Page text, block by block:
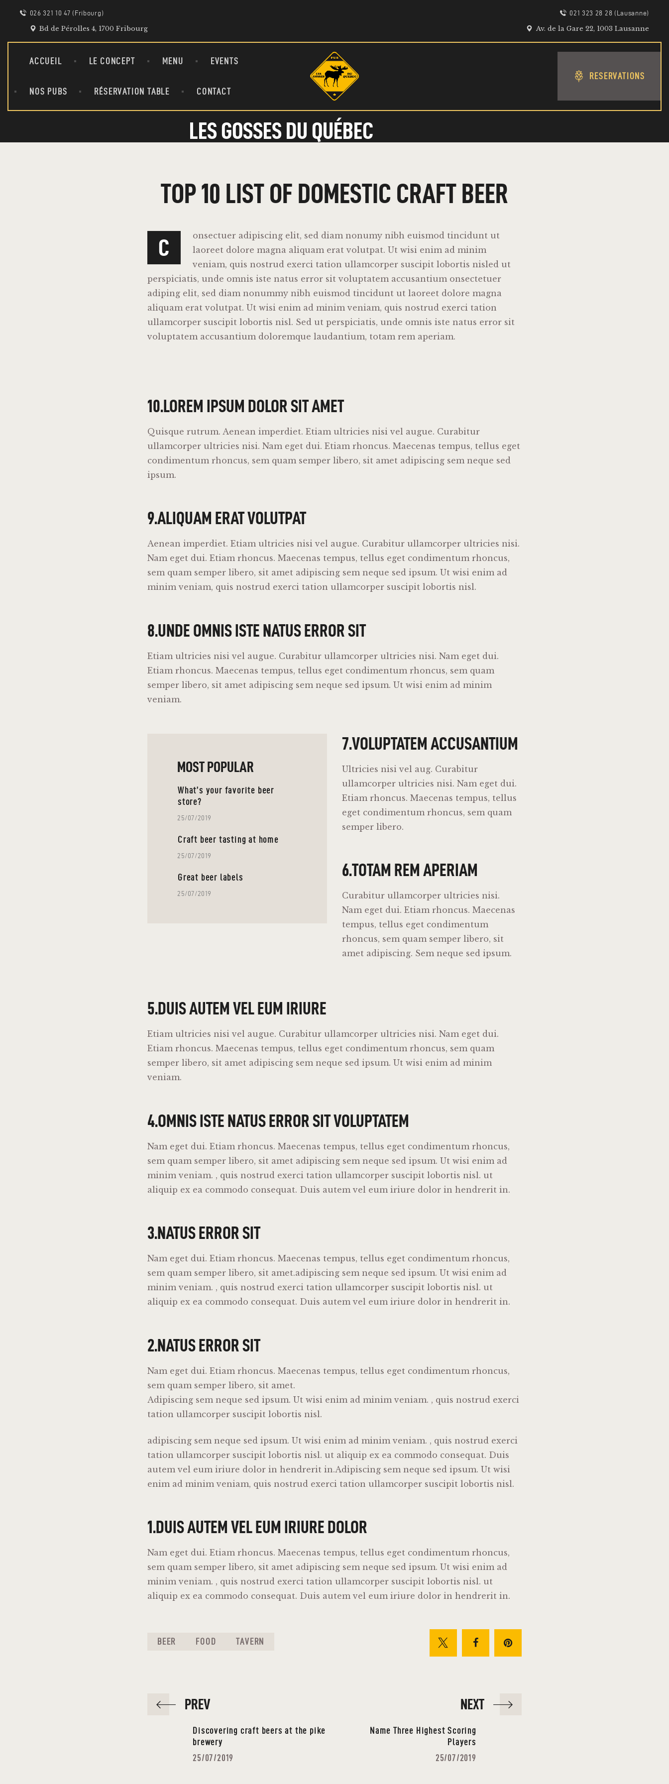
026 321 10 47 (Fribourg)
Bd de Pérolles 4, 1700 Fribourg
021 323 28 28 (Lausanne)
Av. de la Gare 22, 1003 Lausanne
ACCUEIL LE CONCEPT MENU EVENTS
NOS PUBS RÉSERVATION TABLE CONTACT
RESERVATIONS
LES GOSSES DU QUÉBEC
TOP 10 LIST OF DOMESTIC CRAFT BEER
C
onsectuer adipiscing elit, sed diam nonumy nibh euismod tincidunt ut
laoreet dolore magna aliquam erat volutpat. Ut wisi enim ad minim
veniam, quis nostrud exerci tation ullamcorper suscipit lobortis nisled ut
perspiciatis, unde omnis iste natus error sit voluptatem accusantium onsectetuer
adiping elit, sed diam nonummy nibh euismod tincidunt ut laoreet dolore magna
aliquam erat volutpat. Ut wisi enim ad minim veniam, quis nostrud exerci tation
ullamcorper suscipit lobortis nisl. Sed ut perspiciatis, unde omnis iste natus error sit
voluptatem accusantium doloremque laudantium, totam rem aperiam.
10.LOREM IPSUM DOLOR SIT AMET
Quisque rutrum. Aenean imperdiet. Etiam ultricies nisi vel augue. Curabitur
ullamcorper ultricies nisi. Nam eget dui. Etiam rhoncus. Maecenas tempus, tellus eget
condimentum rhoncus, sem quam semper libero, sit amet adipiscing sem neque sed
ipsum.
9.ALIQUAM ERAT VOLUTPAT
Aenean imperdiet. Etiam ultricies nisi vel augue. Curabitur ullamcorper ultricies nisi.
Nam eget dui. Etiam rhoncus. Maecenas tempus, tellus eget condimentum rhoncus,
sem quam semper libero, sit amet adipiscing sem neque sed ipsum. Ut wisi enim ad
minim veniam, quis nostrud exerci tation ullamcorper suscipit lobortis nisl.
8.UNDE OMNIS ISTE NATUS ERROR SIT
Etiam ultricies nisi vel augue. Curabitur ullamcorper ultricies nisi. Nam eget dui.
Etiam rhoncus. Maecenas tempus, tellus eget condimentum rhoncus, sem quam
semper libero, sit amet adipiscing sem neque sed ipsum. Ut wisi enim ad minim
veniam.
MOST POPULAR
What’s your favorite beer
store?
25/07/2019
Craft beer tasting at home
25/07/2019
Great beer labels
25/07/2019
7.VOLUPTATEM ACCUSANTIUM
Ultricies nisi vel aug. Curabitur
ullamcorper ultricies nisi. Nam eget dui.
Etiam rhoncus. Maecenas tempus, tellus
eget condimentum rhoncus, sem quam
semper libero.
6.TOTAM REM APERIAM
Curabitur ullamcorper ultricies nisi.
Nam eget dui. Etiam rhoncus. Maecenas
tempus, tellus eget condimentum
rhoncus, sem quam semper libero, sit
amet adipiscing. Sem neque sed ipsum.
5.DUIS AUTEM VEL EUM IRIURE
Etiam ultricies nisi vel augue. Curabitur ullamcorper ultricies nisi. Nam eget dui.
Etiam rhoncus. Maecenas tempus, tellus eget condimentum rhoncus, sem quam
semper libero, sit amet adipiscing sem neque sed ipsum. Ut wisi enim ad minim
veniam.
4.OMNIS ISTE NATUS ERROR SIT VOLUPTATEM
Nam eget dui. Etiam rhoncus. Maecenas tempus, tellus eget condimentum rhoncus,
sem quam semper libero, sit amet adipiscing sem neque sed ipsum. Ut wisi enim ad
minim veniam. , quis nostrud exerci tation ullamcorper suscipit lobortis nisl. ut
aliquip ex ea commodo consequat. Duis autem vel eum iriure dolor in hendrerit in.
3.NATUS ERROR SIT
Nam eget dui. Etiam rhoncus. Maecenas tempus, tellus eget condimentum rhoncus,
sem quam semper libero, sit amet.adipiscing sem neque sed ipsum. Ut wisi enim ad
minim veniam. , quis nostrud exerci tation ullamcorper suscipit lobortis nisl. ut
aliquip ex ea commodo consequat. Duis autem vel eum iriure dolor in hendrerit in.
2.NATUS ERROR SIT
Nam eget dui. Etiam rhoncus. Maecenas tempus, tellus eget condimentum rhoncus,
sem quam semper libero, sit amet.
Adipiscing sem neque sed ipsum. Ut wisi enim ad minim veniam. , quis nostrud exerci
tation ullamcorper suscipit lobortis nisl.
adipiscing sem neque sed ipsum. Ut wisi enim ad minim veniam. , quis nostrud exerci
tation ullamcorper suscipit lobortis nisl. ut aliquip ex ea commodo consequat. Duis
autem vel eum iriure dolor in hendrerit in.Adipiscing sem neque sed ipsum. Ut wisi
enim ad minim veniam, quis nostrud exerci tation ullamcorper suscipit lobortis nisl.
1.DUIS AUTEM VEL EUM IRIURE DOLOR
Nam eget dui. Etiam rhoncus. Maecenas tempus, tellus eget condimentum rhoncus,
sem quam semper libero, sit amet adipiscing sem neque sed ipsum. Ut wisi enim ad
minim veniam. , quis nostrud exerci tation ullamcorper suscipit lobortis nisl. ut
aliquip ex ea commodo consequat. Duis autem vel eum iriure dolor in hendrerit in.
BEER FOOD TAVERN
PREV
Discovering craft beers at the pike
brewery
25/07/2019
NEXT
Name Three Highest Scoring
Players
25/07/2019